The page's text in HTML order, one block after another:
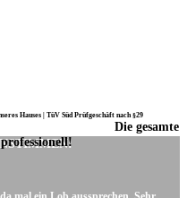
Hauses | TüV Süd Prüfgeschäft nach §29
Die gesamte